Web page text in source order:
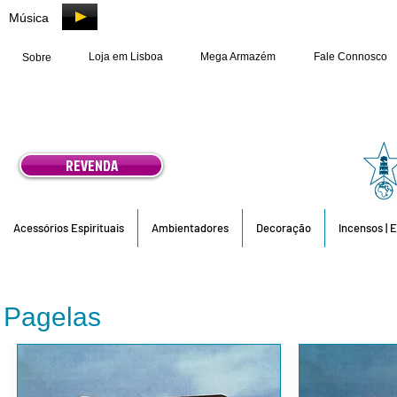
Música
Sobre Loja em Lisboa Mega Armazém Fale Connosco
REVENDA
Acessórios Espirituais Ambientadores Decoração Incensos |
Pagelas